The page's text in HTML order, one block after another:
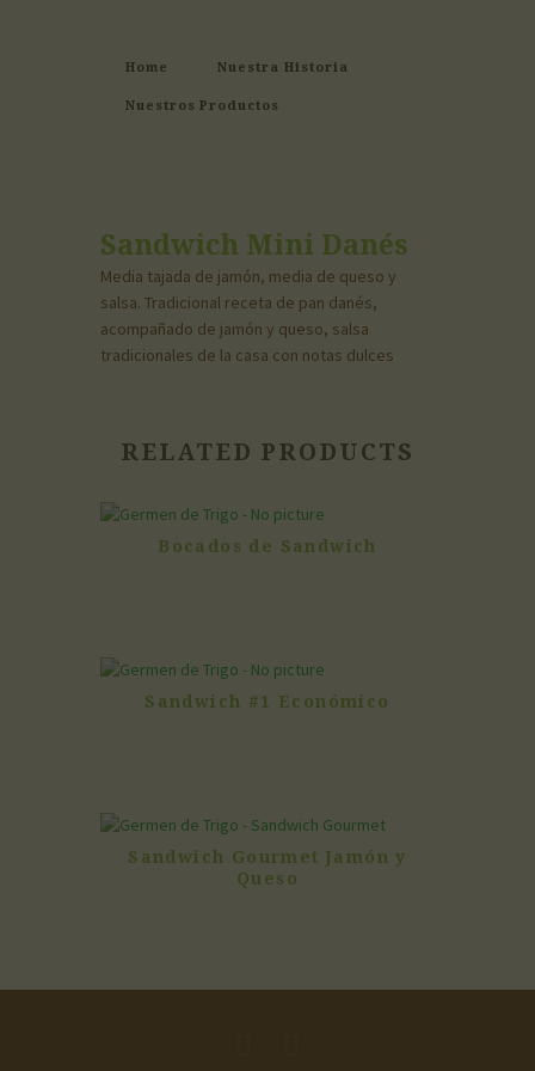
Home Nuestra Historia
Nuestros Productos
Sandwich Mini Danés
Media tajada de jamón, media de queso y
salsa. Tradicional receta de pan danés,
acompañado de jamón y queso, salsa
tradicionales de la casa con notas dulces
RELATED PRODUCTS
Bocados de Sandwich
Sandwich #1 Económico
Sandwich Gourmet Jamón y
Queso